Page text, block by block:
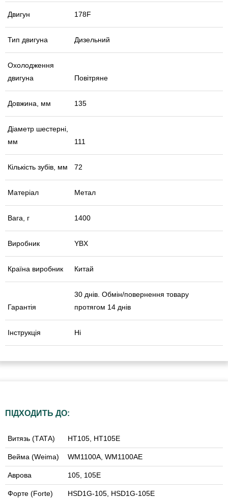
Двигун 178F
Тип двигуна Дизельний
Охолодження
двигуна
Повітряне
Довжина, мм 135
Діаметр шестерні,
мм
111
Кількість зубів, мм 72
Матеріал Метал
Вага, г 1400
Виробник YBX
Країна виробник Китай
Гарантія
30 днів. Обмін/повернення товару
протягом 14 днів
Інструкція Ні
ПІДХОДИТЬ ДО:
Витязь (ТАТА) HT105, HT105E
Вейма (Weima) WM1100А, WM1100АE
Аврова 105, 105E
Форте (Forte) HSD1G-105, HSD1G-105E